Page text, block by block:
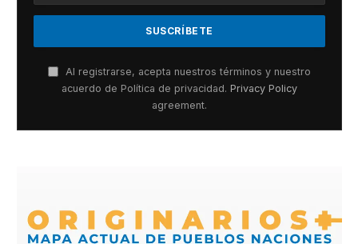
Al registrarse, acepta nuestros términos y nuestro
acuerdo de Política de privacidad. Privacy Policy
agreement.